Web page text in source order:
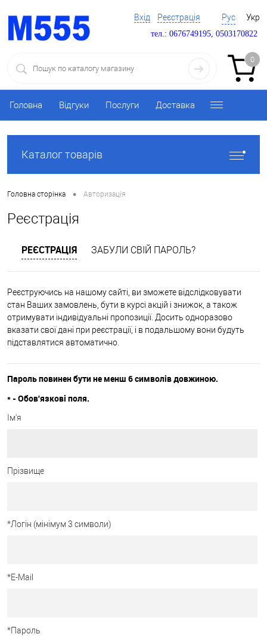
Вхід Реєстрація Рус Укр
тел.: 0676749195, 0503170822
0
Головна Відгуки Послуги Доставка
Каталог товарів
Головна сторінка • Авторизація
Реєстрація
РЕЄСТРАЦІЯ ЗАБУЛИ СВІЙ ПАРОЛЬ?
Реєструючись на нашому сайті, ви зможете відслідковувати
стан Ваших замовлень, бути в курсі акцій і знижок, а також
отримувати індивідуальні пропозиції. Досить одноразово
вказати свої дані при реєстрації, і в подальшому вони будуть
підставлятися автоматично.
Пароль повинен бути не менш 6 символів довжиною.
* - Обов'язкові поля.
Ім'я
Прізвище
*Логін (мінімум 3 символи)
*E-Mail
*Пароль